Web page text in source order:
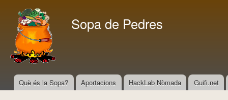
Sopa de Pedres
Menú principal
Què és la Sopa? Aportacions HackLab Nòmada Guifi.net